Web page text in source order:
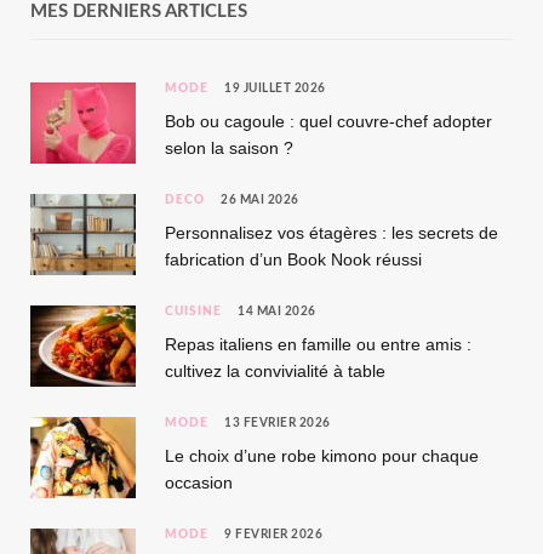
MES DERNIERS ARTICLES
MODE 19 JUILLET 2026
Bob ou cagoule : quel couvre-chef adopter
selon la saison ?
DÉCO 26 MAI 2026
Personnalisez vos étagères : les secrets de
fabrication d’un Book Nook réussi
CUISINE 14 MAI 2026
Repas italiens en famille ou entre amis :
cultivez la convivialité à table
MODE 13 FÉVRIER 2026
Le choix d’une robe kimono pour chaque
occasion
MODE 9 FÉVRIER 2026